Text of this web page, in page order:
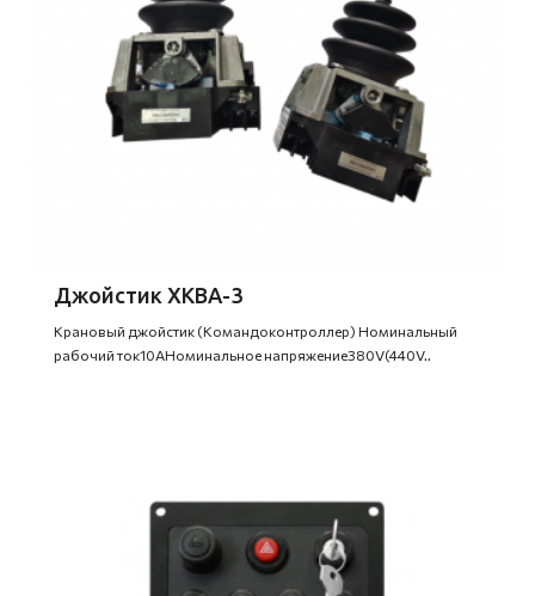
Джойстик XKBA-3
Крановый джойстик (Командоконтроллер) Номинальный
рабочий ток10АНоминальное напряжение380V(440V..